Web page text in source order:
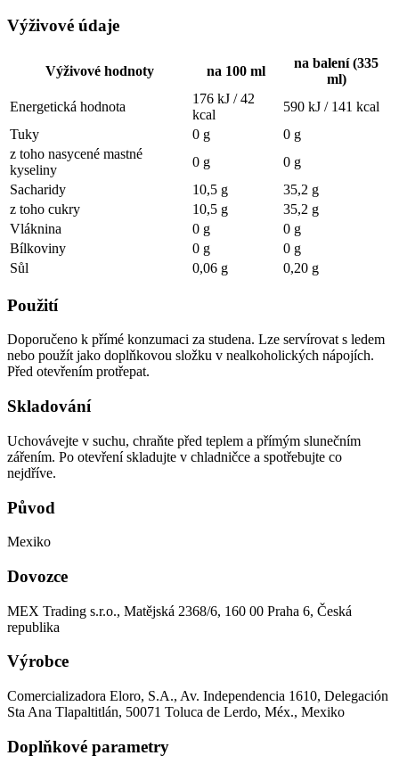
Výživové údaje
Výživové hodnoty na 100 ml
na balení (335
ml)
Energetická hodnota
176 kJ / 42
kcal
590 kJ / 141 kcal
Tuky
0 g
0 g
z toho nasycené mastné
kyseliny
0 g
0 g
Sacharidy
10,5 g
35,2 g
z toho cukry
10,5 g
35,2 g
Vláknina
0 g
0 g
Bílkoviny
0 g
0 g
Sůl
0,06 g 0,20 g
Použití
Doporučeno k přímé konzumaci za studena. Lze servírovat s ledem
nebo použít jako doplňkovou složku v nealkoholických nápojích.
Před otevřením protřepat.
Skladování
Uchovávejte v suchu, chraňte před teplem a přímým slunečním
zářením. Po otevření skladujte v chladničce a spotřebujte co
nejdříve.
Původ
Mexiko
Dovozce
MEX Trading s.r.o., Matějská 2368/6, 160 00 Praha 6, Česká
republika
Výrobce
Comercializadora Eloro, S.A., Av. Independencia 1610, Delegación
Sta Ana Tlapaltitlán, 50071 Toluca de Lerdo, Méx., Mexiko
Doplňkové parametry